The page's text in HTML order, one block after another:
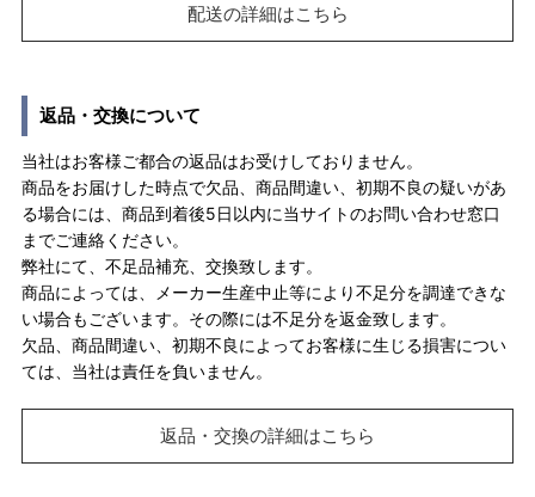
配送の詳細はこちら
返品・交換について
当社はお客様ご都合の返品はお受けしておりません。
商品をお届けした時点で欠品、商品間違い、初期不良の疑いがあ
る場合には、商品到着後5日以内に当サイトのお問い合わせ窓口
までご連絡ください。
弊社にて、不足品補充、交換致します。
商品によっては、メーカー生産中止等により不足分を調達できな
い場合もございます。その際には不足分を返金致します。
欠品、商品間違い、初期不良によってお客様に生じる損害につい
ては、当社は責任を負いません。
返品・交換の詳細はこちら